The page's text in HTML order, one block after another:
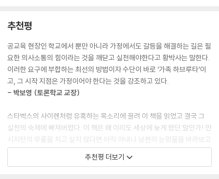
4부
5
1. 사례 ①. 논제 : 인공지능은 우리에게 도움이 될까? _ 146
2. 사례 ②. 논제 : 부조리한 현실에 타협할까, 저항할까? _ 160
3. 사례 ③. 논제 : 심청이는 불효녀인가? _ 178
4. 사례 ④. 논제 : 홍길동은 벌을 받아야 할까? _ 192
5부
협력하여 문제를 해결하는 가족 토의 하브루타 … 223
1. 토의 하브루타와 논쟁 하브루타의 차이 _ 224
2. 원탁 하브루타란? _ 225
두 번째로 가정에서 일어나는 일들에 대하여 가족들의 의견을 구하고 그들
의 의견이나 주장에 정성껏 귀를 기울이도록 노력합니다.
이렇게 가정에서 일어나는 많은 일들에서 가족들의 의견을 구한다면 모든
가족들이 가족 의 일원임을 자각하게 됩니다.
---「1부. 가족 독서 하브루타 성공을 위한 10가지 디딤돌」중에서
하고 싶을 때 가 있습니다. 이런 내용들을 가족 하브루타의 주제로 삼아서
하브루타를 하면 훨씬 부드 럽고 실행도가 높아집니다.
아빠가 자녀들에게 질문을 할 때는 자녀의 수준과 상황에 알맞게 되도록
짧고 간략하게 하는 것이 좋습니다. 아빠는 말하는 중간 중간에 혹시 자녀
들이 놓치고 있는 것들과 핵 심적인 이야기들을 공감하거나 짚어주는 역할
을 해 주어야 합니다. 이렇게 되면 훨씬 수 준 높은 하브루타가 진행됩니다.
추천평
공교육 현장인 학교에서 뿐만 아니라 가정에서도 갈등을 해결하는 길은 필
요한 의사소통의 힘이라는 것을 깨닫고 실천해야한다고 황박사는 말한다.
이러한 요구에 부합하는 최선의 방법이자 수단이 바로 ‘가족 하브루타’이
고, 그 시작 지점은 가정이어야 한다는 것을 강조하고 있다.
- 박보영 (토론학교 교장)
스타벅스의 사이렌처럼 유혹하는 목소리에 끌려 이 책을 읽었고 결국 그
실천의 숙제에 빠져버렸다. 이 책은 왜 이리도 세상에 늦게 왔단 말인가! 만
시지탄의 무릎을 치고 싶지 않다면 아직 아내나 남편의 눈망울을 바라보고
싶고 반박하는 자녀의 말발에 뒤지고 싶지 않거나 부모님을 설득하는 용기
와 지혜를 갖고 싶다면 이 한 권의 책이 길을 열어줄 것이다.
추천평 더보기